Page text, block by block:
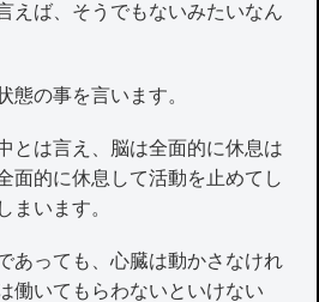
えば、そうでもないみたいなん
の事を言います。
とは言え、脳は全面的に休息は
面的に休息して活動を止めてし
まいます。
あっても、心臓は動かさなけれ
働いてもらわないといけない